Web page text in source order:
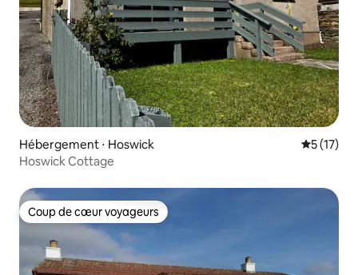
Hébergement ⋅ Hoswick
5 (17)
Hoswick Cottage
Coup de cœur voyageurs
Coup de cœur voyageurs